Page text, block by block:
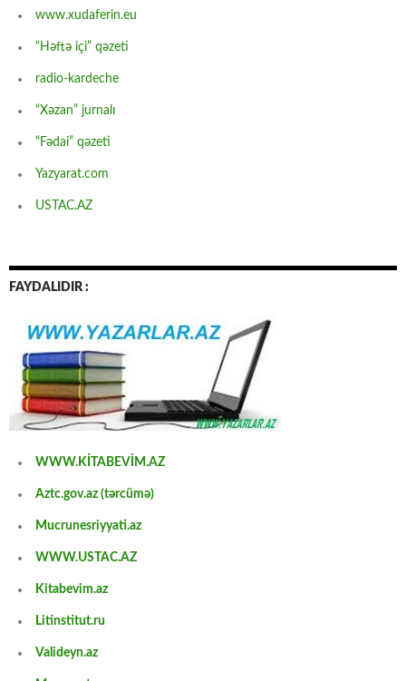
www.xudaferin.eu
“Həftə içi” qəzeti
radio-kardeche
“Xəzan” jurnalı
“Fədai” qəzeti
Yazyarat.com
USTAC.AZ
FAYDALIDIR :
WWW.KİTABEVİM.AZ
Aztc.gov.az (tərcümə)
Mucrunesriyyati.az
WWW.USTAC.AZ
Kitabevim.az
Litinstitut.ru
Valideyn.az